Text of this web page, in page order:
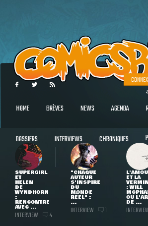
HOME BRÈVES NEWS AGENDA
DOSSIERS INTERVIEWS CHRONIQUES
SUPERGIRL
ET
HELEN
DE
WYNDHORN
:
RENCONTRE
AVEC ...
INTERVIEW 4
"CHAQUE
AUTEUR
S'INSPIRE
DU
MONDE
RÉEL" :
...
INTERVIEW 1
ET LA
: WILL
OU
DE ...